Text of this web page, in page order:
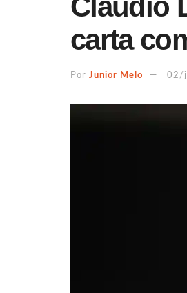
Claudio
carta
Por Junior Melo 02/